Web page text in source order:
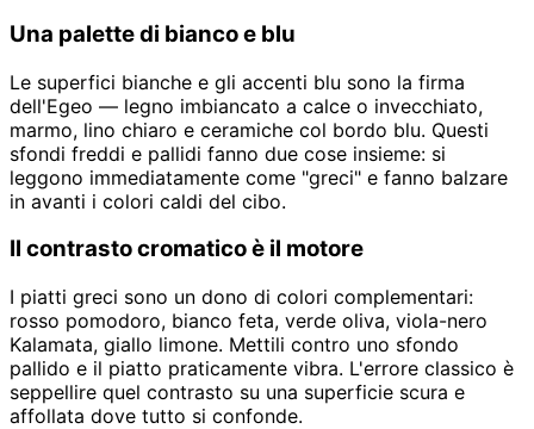
Una palette di bianco e blu
Le superfici bianche e gli accenti blu sono la firma
dell'Egeo — legno imbiancato a calce o invecchiato,
marmo, lino chiaro e ceramiche col bordo blu. Questi
sfondi freddi e pallidi fanno due cose insieme: si
leggono immediatamente come "greci" e fanno balzare
in avanti i colori caldi del cibo.
Il contrasto cromatico è il motore
I piatti greci sono un dono di colori complementari:
rosso pomodoro, bianco feta, verde oliva, viola-nero
Kalamata, giallo limone. Mettili contro uno sfondo
pallido e il piatto praticamente vibra. L'errore classico è
seppellire quel contrasto su una superficie scura e
affollata dove tutto si confonde.